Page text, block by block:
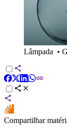
Lâmpada •
Compartilhar